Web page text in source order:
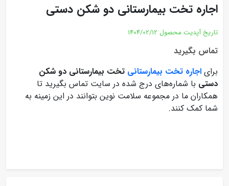
اجاره تخت بیمارستانی دو شکن دستی
تاریخ آپدیت محصول 1404/02/12
تماس بگیرید
برای اجاره تخت بیمارستانی تخت بیمارستانی دو شکن
دستی با شماره‌های درج شده در سایت تماس بگیرید تا
همکاران ما در مجموعه سلامت نوین بتوانند در این زمینه به
شما کمک کنند.